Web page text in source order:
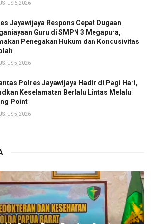
6, 2026
Jayawijaya Respons Cepat Dugaan
Guru di SMPN 3 Megapura,
Penegakan Hukum dan Kondusivitas
5, 2026
Polres Jayawijaya Hadir di Pagi Hari,
Keselamatan Berlalu Lintas Melalui
Point
5, 2026